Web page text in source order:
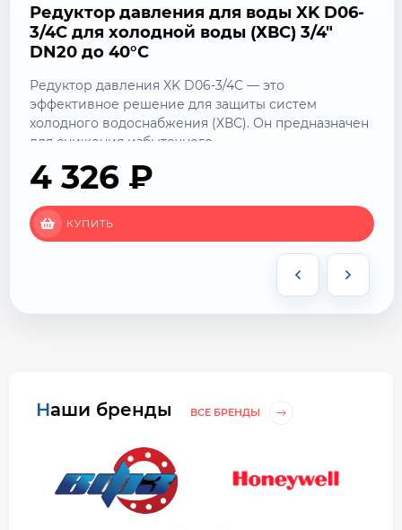
Редуктор давления для воды XK D06-
3/4C для холодной воды (ХВС) 3/4"
DN20 до 40°C
Редуктор давления XK D06-3/4C — это
эффективное решение для защиты систем
холодного водоснабжения (ХВС). Он предназначен
для снижения избыточного...
4 326 ₽
КУПИТЬ
Наши бренды ВСЕ БРЕНДЫ